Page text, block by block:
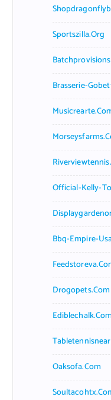
Sportszilla.org
Brasserie-
Official-Kelly-
Bbq-Empire-
Drogopets.com
Ediblechalk.com
Oaksofa.com